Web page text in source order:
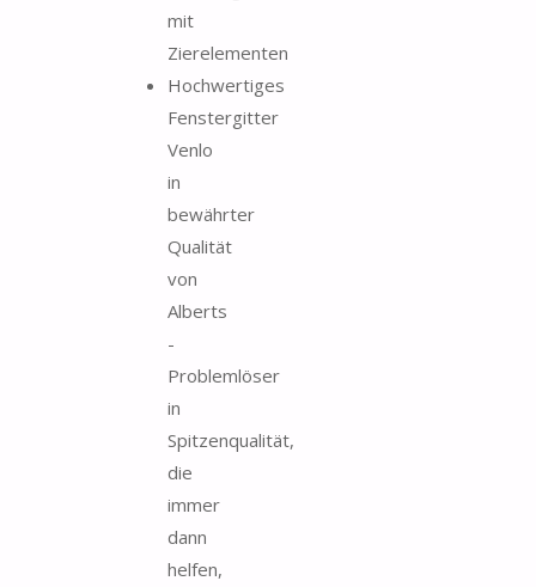
mit
Zierelementen
Hochwertiges
Fenstergitter
Venlo
in
bewährter
Qualität
von
Alberts
-
Problemlöser
in
Spitzenqualität,
die
immer
dann
helfen,